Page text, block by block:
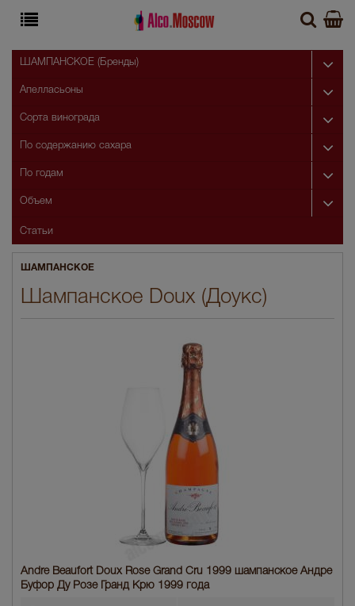
ШАМПАНСКОЕ
Шампанское Doux (Доукс)
Andre Beaufort Doux Rose Grand Cru 1999 шампанское Андре
Буфор Ду Розе Гранд Крю 1999 года
ШАМПАНСКОЕ (Бренды)
Апелласьоны
Сорта винограда
По содержанию сахара
По годам
Объем
Статьи